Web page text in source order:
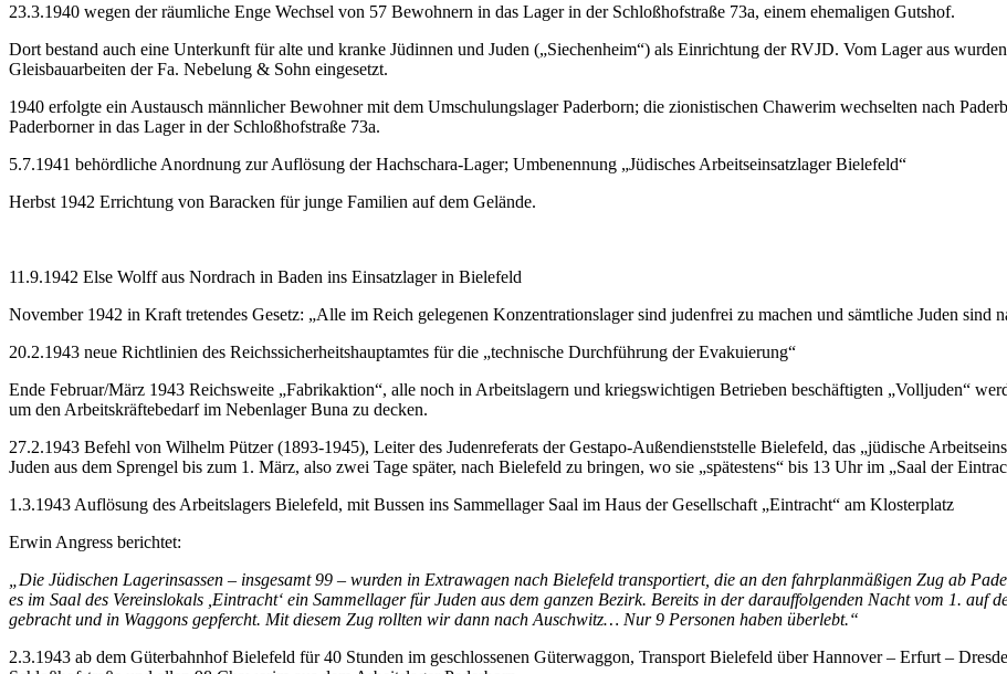
23.3.1940 wegen der räumliche Enge Wechsel von 57 Bewohnern in das Lager in der Schloß­hof­stra­ße 73a, einem ehemaligen Gutshof.
Dort bestand auch eine Un­ter­kunft für alte und kran­ke Jü­din­nen und Ju­den („Sie­chen­heim“) als Ein­rich­tung der RVJD. Vom Lager aus
Gleisbauarbeiten der Fa. Nebelung & Sohn eingesetzt.
1940 erfolgte ein Austausch männlicher Bewohner mit dem Umschulungslager Paderborn; die zionistischen Chawerim wechselten nach
Paderborner in das Lager in der Schloß­hof­stra­ße 73a.
5.7.1941 behördliche Anordnung zur Auflösung der Hachschara-Lager; Um­be­nen­nung „Jü­di­sches Ar­beits­ein­satz­lager Bielefeld“
Herbst 1942 Errichtung von Baracken für junge Familien auf dem Gelände.
11.9.1942 Else Wolff aus Nordrach in Baden ins Einsatzlager in Bielefeld
November 1942 in Kraft tretendes Gesetz: „Alle im Reich gelegenen Konzentrationslager sind judenfrei zu machen und sämtliche Juden sind
20.2.1943 neue Richtlinien des Reichssicherheitshauptamtes für die „technische Durchführung der Evakuierung“
Ende Februar/März 1943 Reichsweite „Fabrikaktion“, alle noch in Arbeitslagern und kriegswichtigen Betrieben beschäftigten „Volljuden“
um den Arbeitskräftebedarf im Nebenlager Buna zu decken.
27.2.1943 Befehl von Wilhelm Pützer (1893-1945), Leiter des Judenreferats der Gestapo-Außendienststelle Bielefeld, das „jüdische
Juden aus dem Sprengel bis zum 1. März, also zwei Tage später, nach Bielefeld zu bringen, wo sie „spätestens“ bis 13 Uhr im „Saal der
1.3.1943 Auflösung des Arbeitslagers Bielefeld, mit Bussen ins Sammellager Saal im Haus der Gesellschaft „Eintracht“ am Klosterplatz
Erwin Angress berichtet:
„Die Jüdischen Lagerinsassen – insgesamt 99 – wurden in Extrawagen nach Bielefeld transportiert, die an den fahrplanmäßigen Zug ab
es im Saal des Vereinslokals ,Eintracht‘ ein Sammellager für Juden aus dem ganzen Bezirk. Bereits in der darauffolgenden Nacht vom 1.
gebracht und in Waggons gepfercht. Mit diesem Zug rollten wir dann nach Auschwitz… Nur 9 Personen haben überlebt.“
2.3.1943 ab dem Güterbahnhof Bielefeld für 40 Stunden im geschlossenen Güterwaggon, Transport Bielefeld über Hannover – Erfurt –